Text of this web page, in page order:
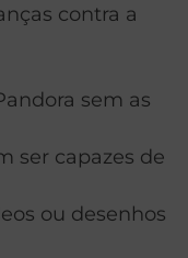
contra a
sem as
ser capazes de
ou desenhos